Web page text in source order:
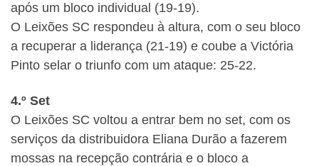
após um bloco individual (19-19).
O Leixões SC respondeu à altura, com o seu bloco
a recuperar a liderança (21-19) e coube a Victória
Pinto selar o triunfo com um ataque: 25-22.
4.º Set
O Leixões SC voltou a entrar bem no set, com os
serviços da distribuidora Eliana Durão a fazerem
mossas na recepção contrária e o bloco a